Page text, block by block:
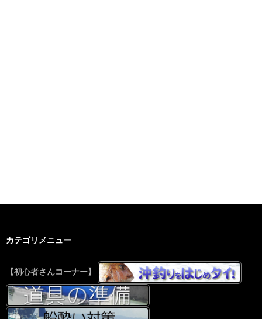
カテゴリメニュー
【初心者さんコーナー】